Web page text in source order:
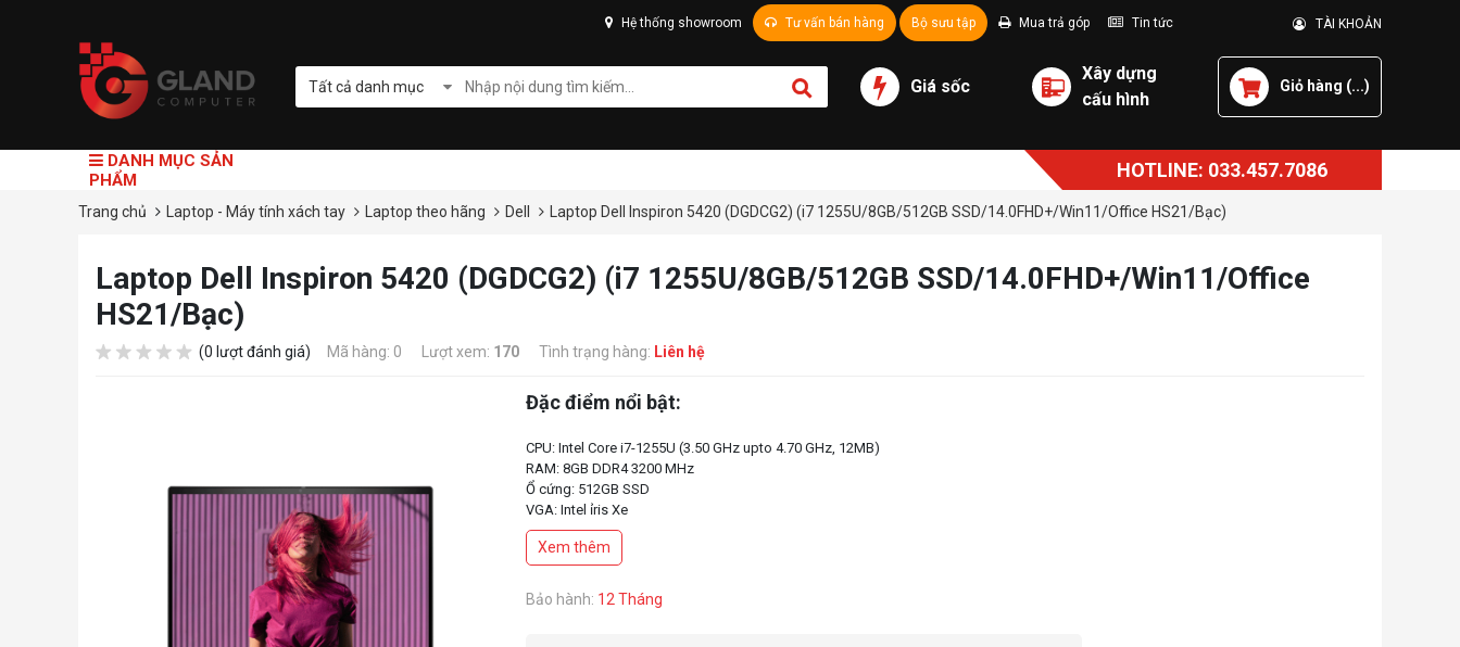
Hệ thống showroom Tư vấn bán hàng Bộ sưu tập Mua trả góp Tin tức TÀI KHOẢN
Tất cả danh mục Giá sốc
Xây dựng
cấu hình
Giỏ hàng (...)
DANH MỤC SẢN
PHẨM
HOTLINE: 033.457.7086
Trang chủ Laptop - Máy tính xách tay Laptop theo hãng Dell Laptop Dell Inspiron 5420 (DGDCG2) (i7 1255U/8GB/512GB SSD/14.0FHD+/Win11/Office HS21/Bạc)
Laptop Dell Inspiron 5420 (DGDCG2) (i7 1255U/8GB/512GB SSD/14.0FHD+/Win11/Office
HS21/Bạc)
(0 lượt đánh giá) Mã hàng: 0 Lượt xem: 170 Tình trạng hàng: Liên hệ
Đặc điểm nổi bật:
CPU: Intel Core i7-1255U (3.50 GHz upto 4.70 GHz, 12MB)
RAM: 8GB DDR4 3200 MHz
Ổ cứng: 512GB SSD
VGA: Intel ỉris Xe
Màn hình: 14.0-inch 16:10 FHD+ (1920 x 1200)
Màu : Bạc
Xem thêm
Bảo hành: 12 Tháng